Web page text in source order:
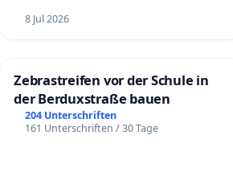
8 Jul 2026
Zebrastreifen vor der Schule in
der Berduxstraße bauen
204 Unterschriften
161 Unterschriften / 30 Tage